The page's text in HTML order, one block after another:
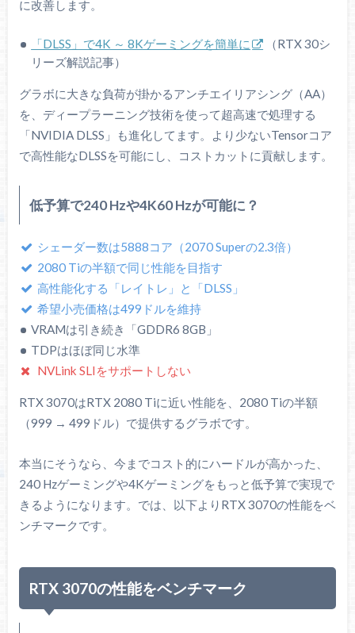
L1キャッシュ
り
L2キャッシュ
コア全体で共有
クロック周波数 1500 MHz 1605 MHz
1350 MHz
ブーストクロッ
ク
1725 MHz 1770 MHz 1545 MHz
VRAM規格
GDDR6 GDDR6
VRAMバス
256 bit 256 bit
352 bit
VRAM帯域幅
448.0 448.0
理論性能
（FP32）
20.31 TFLOPS 9.062
SLI対応 –
Gen 4.0
TDP
220 W 215 W
250 W
MSRP
$ 499 $ 499
$ 999
参考価格
79980 円 99800 円 179800 円
に改善します。
「DLSS」で4K ～ 8Kゲーミングを簡単に
（RTX 30シ
リーズ解説記事）
グラボに大きな負荷が掛かるアンチエイリアシング（AA）
を、ディープラーニング技術を使って超高速で処理する
「NVIDIA DLSS」も進化してます。より少ないTensorコア
で高性能なDLSSを可能にし、コストカットに貢献します。
低予算で240 Hzや4K60 Hzが可能に？
シェーダー数は5888コア（2070 Superの2.3倍）
2080 Tiの半額で同じ性能を目指す
高性能化する「レイトレ」と「DLSS」
希望小売価格は499ドルを維持
VRAMは引き続き「GDDR6 8GB」
TDPはほぼ同じ水準
NVLink SLIをサポートしない
RTX 3070はRTX 2080 Tiに近い性能を、2080 Tiの半額
（999 → 499ドル）で提供するグラボです。
本当にそうなら、今までコスト的にハードルが高かった、
240 Hzゲーミングや4Kゲーミングをもっと低予算で実現で
きるようになります。では、以下よりRTX 3070の性能をベ
ンチマークです。
RTX 3070の性能をベンチマーク